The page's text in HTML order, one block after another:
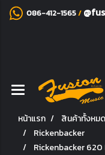
086-412-1565/
หน้าแรก สินค้าทั้งหมด
Rickenbacker
Rickenbacker